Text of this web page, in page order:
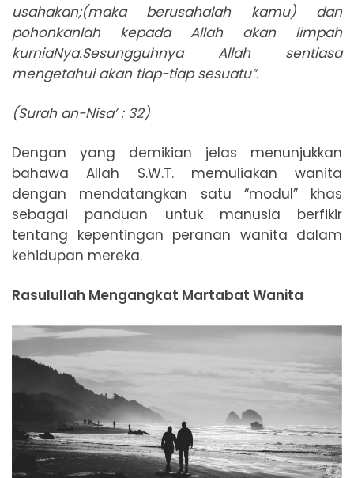
usahakan;(maka berusahalah kamu) dan
pohonkanlah kepada Allah akan limpah
kurniaNya.Sesungguhnya Allah sentiasa
mengetahui akan tiap-tiap sesuatu”.
(Surah an-Nisa’ : 32)
Dengan yang demikian jelas menunjukkan
bahawa Allah S.W.T. memuliakan wanita
dengan mendatangkan satu “modul” khas
sebagai panduan untuk manusia berfikir
tentang kepentingan peranan wanita dalam
kehidupan mereka.
Rasulullah Mengangkat Martabat Wanita